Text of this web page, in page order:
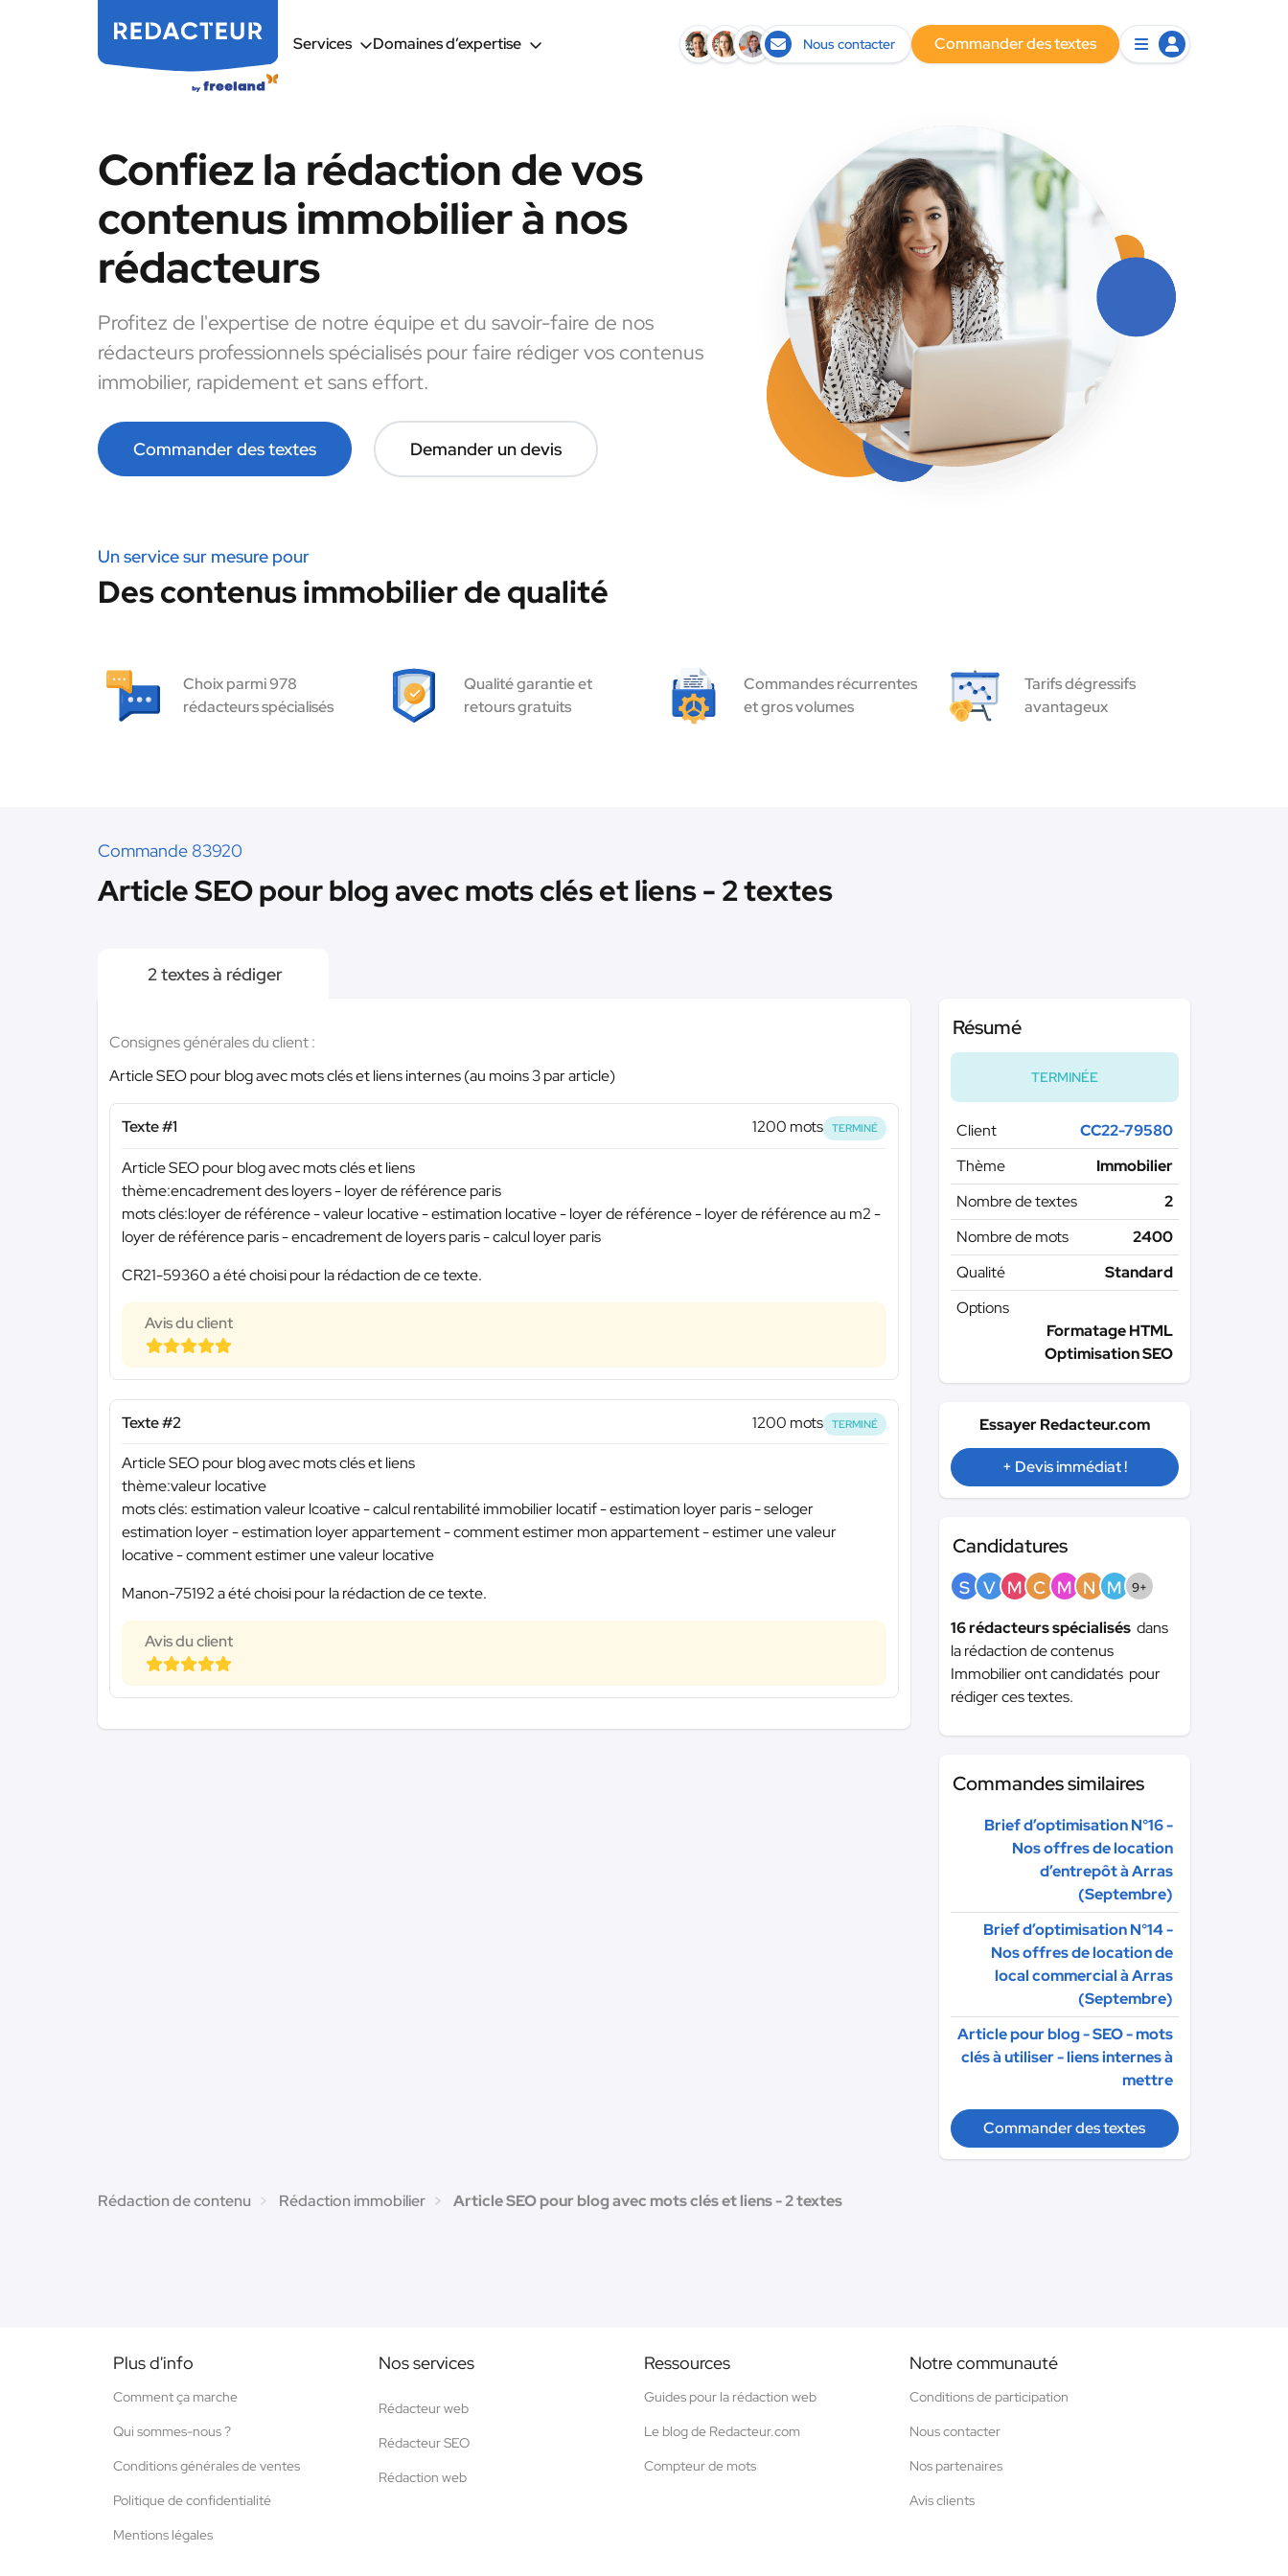
Services Domaines d’expertise Nous contacter Commander des textes
Confiez la rédaction de vos
contenus immobilier à nos
rédacteurs
Profitez de l'expertise de notre équipe et du savoir-faire de nos
rédacteurs professionnels spécialisés pour faire rédiger vos contenus
immobilier, rapidement et sans effort.
Commander des textes Demander un devis
Un service sur mesure pour
Des contenus immobilier de qualité
Choix parmi 978
rédacteurs spécialisés
Qualité garantie et
retours gratuits
Commandes récurrentes
et gros volumes
Tarifs dégressifs
avantageux
Commande 83920
Article SEO pour blog avec mots clés et liens - 2 textes
2 textes à rédiger
Consignes générales du client :
Article SEO pour blog avec mots clés et liens internes (au moins 3 par article)
Texte #1 1200 mots TERMINÉ
Article SEO pour blog avec mots clés et liens
thème:encadrement des loyers - loyer de référence paris
mots clés:loyer de référence - valeur locative - estimation locative - loyer de référence - loyer de référence au m2 -
loyer de référence paris - encadrement de loyers paris - calcul loyer paris
CR21-59360 a été choisi pour la rédaction de ce texte.
Avis du client
Texte #2 1200 mots TERMINÉ
Article SEO pour blog avec mots clés et liens
thème:valeur locative
mots clés: estimation valeur lcoative - calcul rentabilité immobilier locatif - estimation loyer paris - seloger
estimation loyer - estimation loyer appartement - comment estimer mon appartement - estimer une valeur
locative - comment estimer une valeur locative
Manon-75192 a été choisi pour la rédaction de ce texte.
Avis du client
Résumé
TERMINÉE
Client
CC22-79580
Thème
Immobilier
Nombre de textes
2
Nombre de mots
2400
Qualité
Standard
Options
Formatage HTML
Optimisation SEO
Essayer Redacteur.com
+ Devis immédiat !
Candidatures
S V M C M N M 9+
16 rédacteurs spécialisés dans
la rédaction de contenus
Immobilier ont candidatés pour
rédiger ces textes.
Commandes similaires
Brief d’optimisation N°16 -
Nos offres de location
d’entrepôt à Arras
(Septembre)
Brief d’optimisation N°14 -
Nos offres de location de
local commercial à Arras
(Septembre)
Article pour blog - SEO - mots
clés à utiliser - liens internes à
mettre
Commander des textes
Rédaction de contenu Rédaction immobilier Article SEO pour blog avec mots clés et liens - 2 textes
Plus d'info
Comment ça marche
Qui sommes-nous ?
Conditions générales de ventes
Politique de confidentialité
Mentions légales
Nos services
Rédacteur web
Rédacteur SEO
Rédaction web
Ressources
Guides pour la rédaction web
Le blog de Redacteur.com
Compteur de mots
Notre communauté
Conditions de participation
Nous contacter
Nos partenaires
Avis clients